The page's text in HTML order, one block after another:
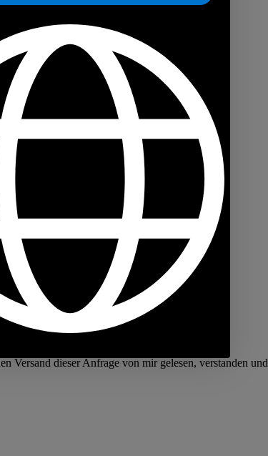
Versand dieser Anfrage von mir gelesen, verstanden und